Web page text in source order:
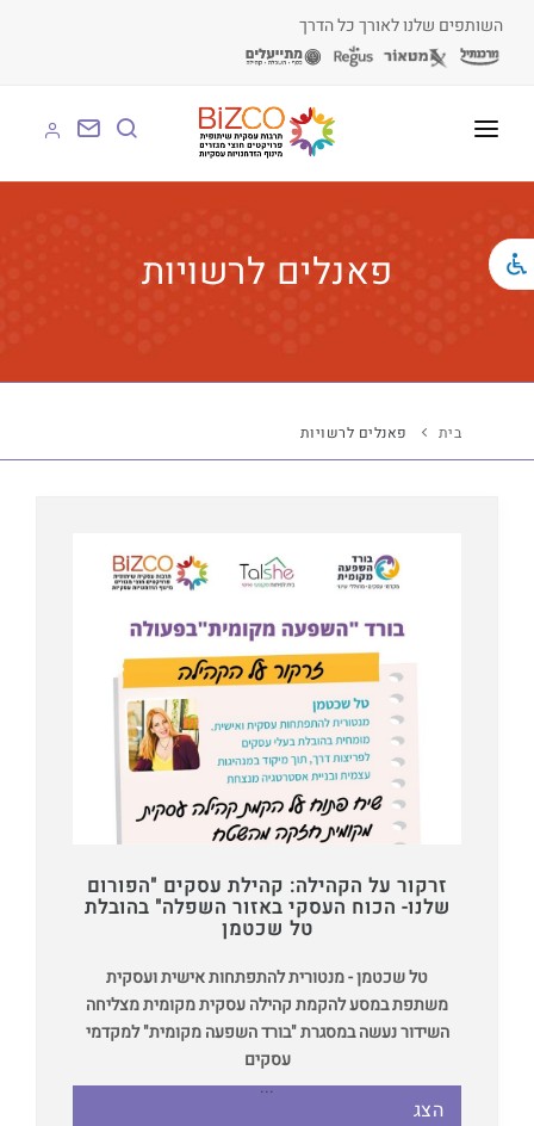
השותפים שלנו לאורך כל הדרך
על BIZCO
BIZCO לעסקים
פאנלים לרשויות
בית פאנלים לרשויות
זרקור על הקהילה: קהילת עסקים "הפורום
שלנו- הכוח העסקי באזור השפלה" בהובלת
טל שכטמן
טל שכטמן - מנטורית להתפתחות אישית ועסקית
משתפת במסע להקמת קהילה עסקית מקומית מצליחה
השידור נעשה במסגרת "בורד השפעה מקומית" למקדמי
עסקים
...
הצג